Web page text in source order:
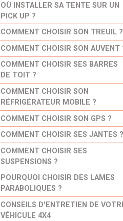
OÙ INSTALLER SA TENTE SUR UN
PICK UP ?
COMMENT CHOISIR SON TREUIL ?
COMMENT CHOISIR SON AUVENT
COMMENT CHOISIR SES BARRES
DE TOIT ?
COMMENT CHOISIR SON
RÉFRIGÉRATEUR MOBILE ?
COMMENT CHOISIR SON GPS ?
COMMENT CHOISIR SES JANTES ?
COMMENT CHOISIR SES
SUSPENSIONS ?
POURQUOI CHOISIR DES LAMES
PARABOLIQUES ?
CONSEILS D'ENTRETIEN DE
VÉHICULE 4X4